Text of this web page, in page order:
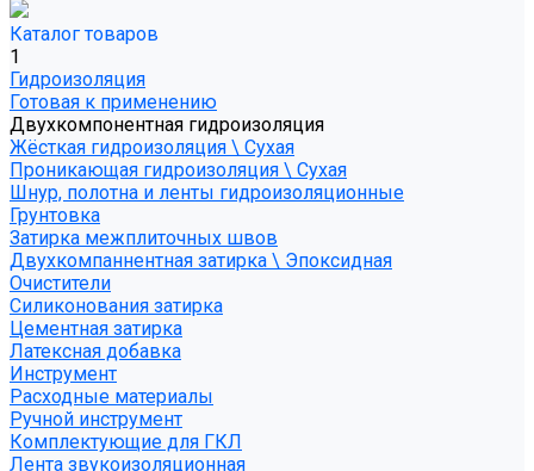
Каталог товаров
1
Гидроизоляция
Готовая к применению
Двухкомпонентная гидроизоляция
Жёсткая гидроизоляция \ Сухая
Проникающая гидроизоляция \ Сухая
Шнур, полотна и ленты гидроизоляционные
Грунтовка
Затирка межплиточных швов
Двухкомпаннентная затирка \ Эпоксидная
Очистители
Силиконования затирка
Цементная затирка
Латексная добавка
Инструмент
Расходные материалы
Ручной инструмент
Комплектующие для ГКЛ
Лента звукоизоляционная